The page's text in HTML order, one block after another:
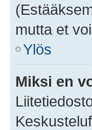
mutta et
Ylös
Miksi en